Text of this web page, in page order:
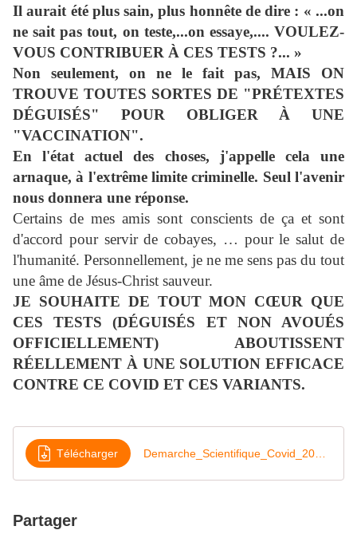
Il aurait été plus sain, plus honnête de dire : « ...on
ne sait pas tout, on teste,...on essaye,.... VOULEZ-
VOUS CONTRIBUER À CES TESTS ?... »
Non seulement, on ne le fait pas, MAIS ON
TROUVE TOUTES SORTES DE "PRÉTEXTES
DÉGUISÉS" POUR OBLIGER À UNE
"VACCINATION".
En l'état actuel des choses, j'appelle cela une
arnaque, à l'extrême limite criminelle. Seul l'avenir
nous donnera une réponse.
Certains de mes amis sont conscients de ça et sont
d'accord pour servir de cobayes, … pour le salut de
l'humanité. Personnellement, je ne me sens pas du tout
une âme de Jésus-Christ sauveur.
JE SOUHAITE DE TOUT MON CŒUR QUE
CES TESTS (DÉGUISÉS ET NON AVOUÉS
OFFICIELLEMENT) ABOUTISSENT
RÉELLEMENT À UNE SOLUTION EFFICACE
CONTRE CE COVID ET CES VARIANTS.
Télécharger
Partager